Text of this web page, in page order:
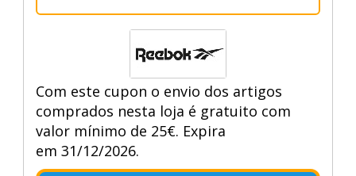
Com este cupon o envio dos artigos
comprados nesta loja é gratuito com
valor mínimo de 25€. Expira
em 31/12/2026.